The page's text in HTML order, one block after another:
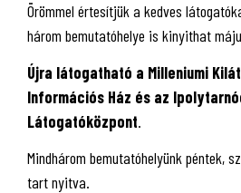
Örömmel értesítjük a kedves
három bemutatóhelye is kinyithat
Újra látogatható a Milleniumi
Információs Ház és az
Látogatóközpont.
Mindhárom bemutatóhelyünk péntek,
tart nyitva.